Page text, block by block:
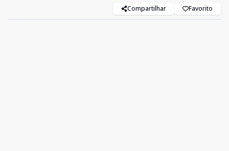
Compartilhar Favorito